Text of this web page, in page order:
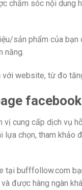
chăm sóc nội dung
sản phẩm của
năng.
website, từ đo
vị cung cấp dịch vụ
lựa chọn, tham khảo
tại bufffollow.com
được hàng ngàn